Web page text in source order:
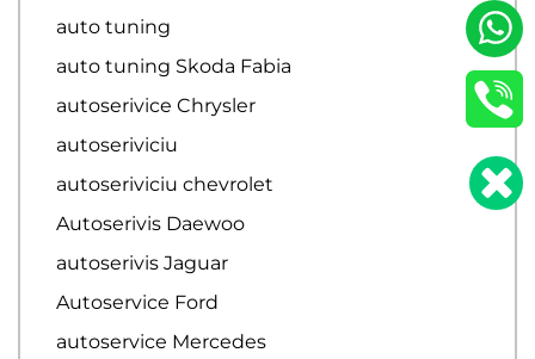
auto tuning
auto tuning Skoda Fabia
autoserivice Chrysler
autoseriviciu
autoseriviciu chevrolet
Autoserivis Daewoo
autoserivis Jaguar
Autoservice Ford
autoservice Mercedes